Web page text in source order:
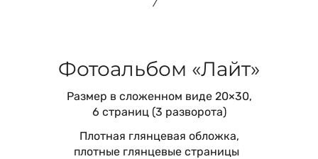
Фотоальбом «Лайт»
Размер в сложенном виде 20×30,
6 страниц (3 разворота)
Плотная глянцевая обложка,
плотные глянцевые страницы